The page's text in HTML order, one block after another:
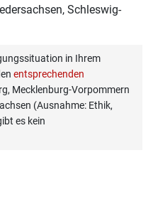
Schleswig-
in Ihrem
entsprechenden
Mecklenburg-Vorpommern
(Ausnahme: Ethik,
es kein